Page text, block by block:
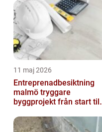
11 maj 2026
Entreprenadbesiktning
malmö tryggare
byggprojekt från start till